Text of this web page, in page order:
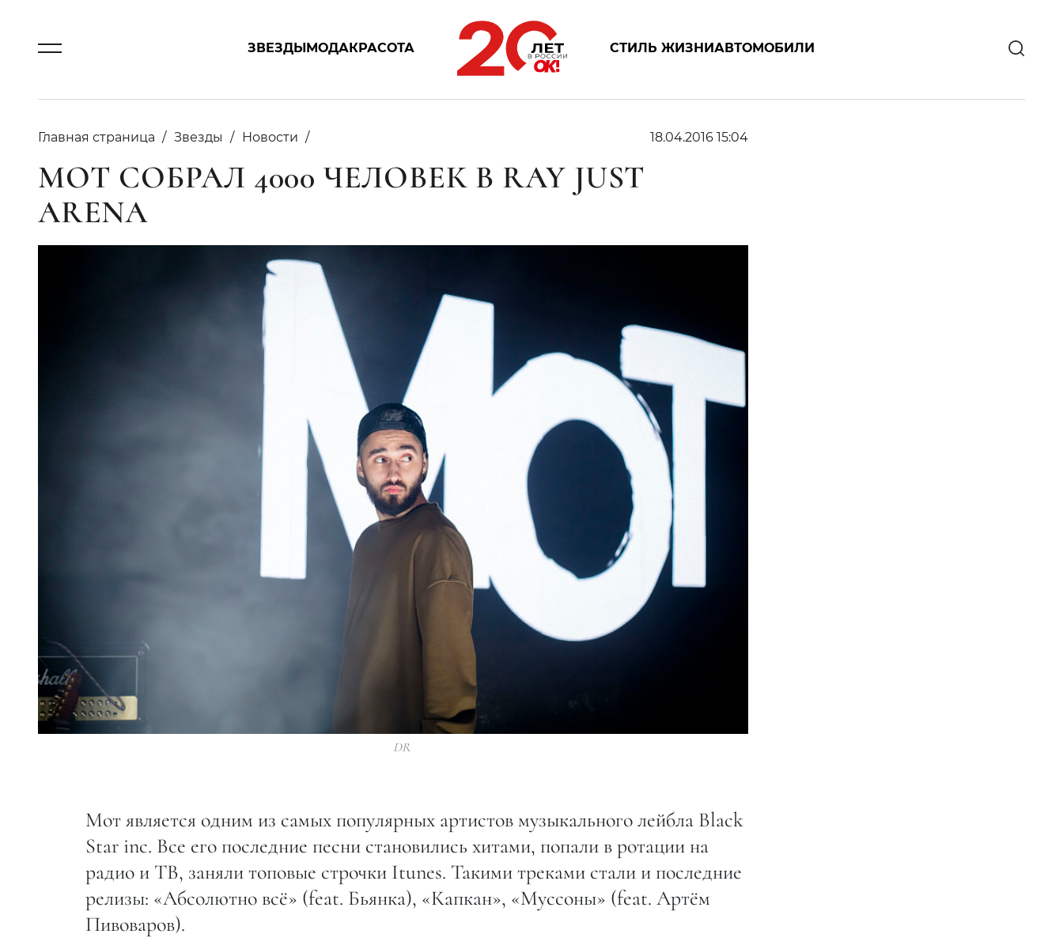
ЗВЕЗДЫМОДАКРАСОТА СТИЛЬ ЖИЗНИАВТОМОБИЛИ
Главная страница Звезды Новости 18.04.2016 15:04
МОТ СОБРАЛ 4000 ЧЕЛОВЕК В RAY JUST
ARENA
DR
Мот является одним из самых популярных артистов музыкального лейбла Black
Star inc. Все его последние песни становились хитами, попали в ротации на
радио и ТВ, заняли топовые строчки Itunes. Такими треками стали и последние
релизы: «Абсолютно всё» (feat. Бьянка), «Капкан», «Муссоны» (feat. Артём
Пивоваров).